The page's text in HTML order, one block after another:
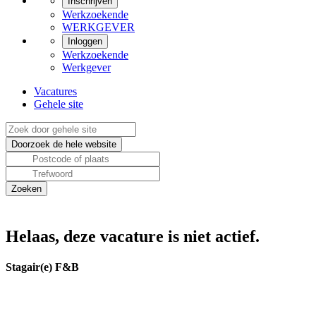
Werkzoekende
WERKGEVER
Inloggen
Werkzoekende
Werkgever
Vacatures
Gehele site
Helaas, deze vacature is niet actief.
Stagair(e) F&B